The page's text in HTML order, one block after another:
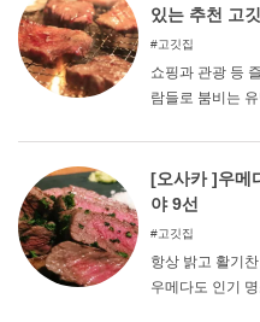
것도 추천한다.
즙이 풍부한 야키토리는
있는 추천 고
고깃집
쇼핑과 관광 등
람들로 붐비는
체험할 수 있는
친구들과 함께
많으니 미식도 꼭 즐겨
[오사카 ]우메
야 9선
고깃집
항상 밝고 활기
우메다도 인기
다수 있어 원하